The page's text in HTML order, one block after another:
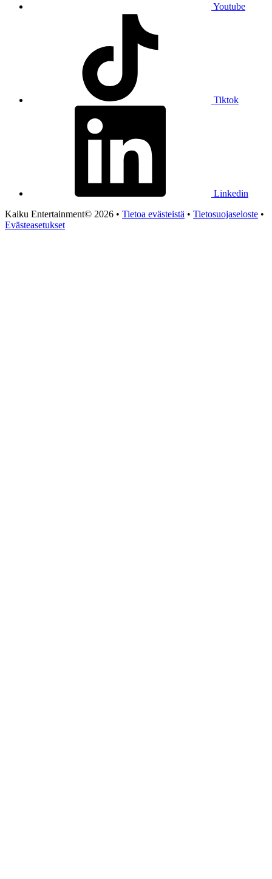
Youtube
Tiktok
Linkedin
Kaiku Entertainment© 2026 • Tietoa evästeistä • Tietosuojaseloste •
Evästeasetukset